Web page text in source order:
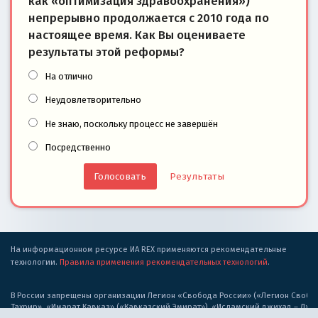
непрерывно продолжается с 2010 года по
настоящее время. Как Вы оцениваете
результаты этой реформы?
На отлично
Неудовлетворительно
Не знаю, поскольку процесс не завершён
Посредственно
Результаты
На информационном ресурсе ИА REX применяются рекомендательные
технологии. Правила применения рекомендательных технологий.
В России запрещены организации Легион «Свобода России» («Легион
Тахрир», «Имарат Кавказ» («Кавказский Эмират»), «Исламский джихад –